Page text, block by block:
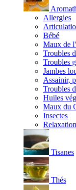
Allergies
Bébé
Maux de
Troubles
Troubles
Jambes
Assainir,
Troubles
Huiles
Maux du
Insectes
Relaxation
Tisanes
Thés